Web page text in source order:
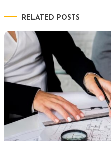
RELATED POSTS